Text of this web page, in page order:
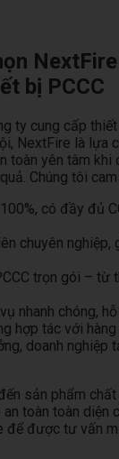
bị PCCC
ty cung cấp
NextFire là lựa
toàn yên tâm
Chúng tôi
có đầy đủ
chuyên nghiệp,
trọn gói – từ
nhanh chóng,
hợp tác với
doanh nghiệp
sản phẩm
toàn toàn diện
để được tư vấn